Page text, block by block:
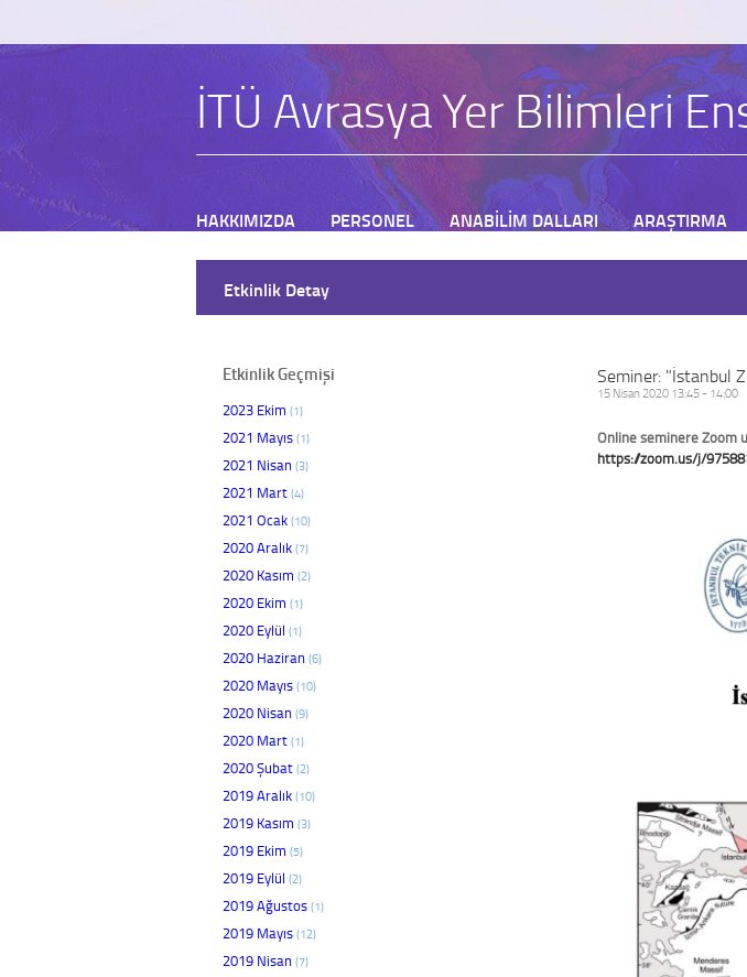
İTÜ Avrasya Yer Bilimleri
HAKKIMIZDA PERSONEL ANABİLİM DALLARI ARAŞTIRMA
Etkinlik Detay
Etkinlik Geçmişi
2023 Ekim (1)
2021 Mayıs (1)
2021 Nisan (3)
2021 Mart (4)
2021 Ocak (10)
2020 Aralık (7)
2020 Kasım (2)
2020 Ekim (1)
2020 Eylül (1)
2020 Haziran (6)
2020 Mayıs (10)
2020 Nisan (9)
2020 Mart (1)
2020 Şubat (2)
2019 Aralık (10)
2019 Kasım (3)
2019 Ekim (5)
2019 Eylül (2)
2019 Ağustos (1)
2019 Mayıs (12)
2019 Nisan (7)
Seminer: "İstanbul
15 Nisan 2020 13:45 - 14:00
Online seminere Zoom
https://zoom.us/j/